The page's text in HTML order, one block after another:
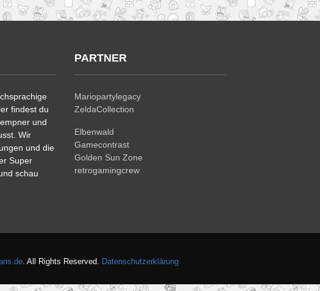
findest du
und
Wir
und die
Super
schau
PARTNER
Mariopartylegacy
ZeldaCollection
Elbenwald
Gamecontrast
Golden Sun Zone
retrogamingcrew
. All Rights Reserved. Datenschutzerklärung